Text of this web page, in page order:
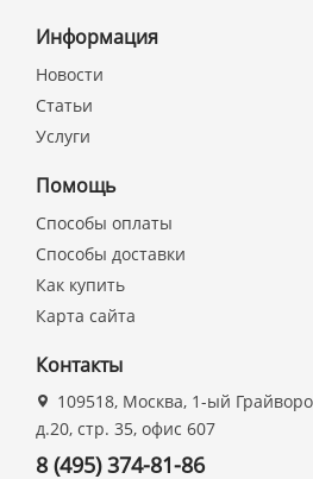
Информация
Новости
Статьи
Услуги
Помощь
Способы оплаты
Способы доставки
Как купить
Карта сайта
Контакты
109518, Москва, 1-ый
д.20, стр. 35, офис 607
8 (495) 374-81-86